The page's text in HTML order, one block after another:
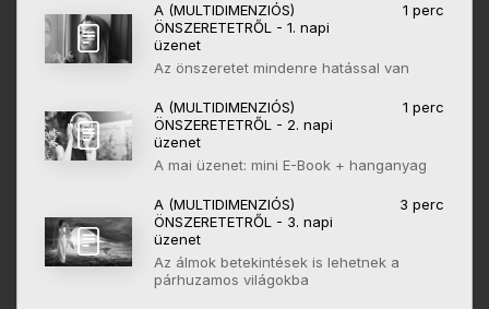
A (MULTIDIMENZIÓS)
ÖNSZERETETRŐL - 1. napi
üzenet
1 perc
Az önszeretet mindenre hatással van
A (MULTIDIMENZIÓS)
ÖNSZERETETRŐL - 2. napi
üzenet
1 perc
A mai üzenet: mini E-Book + hanganyag
A (MULTIDIMENZIÓS)
ÖNSZERETETRŐL - 3. napi
üzenet
3 perc
Az álmok betekintések is lehetnek a
párhuzamos világokba